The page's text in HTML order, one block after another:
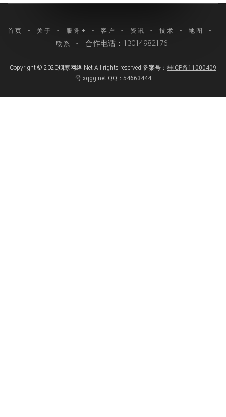
首页 关于 服务+ 客户 资讯 技术
地图
联系
合作电话：13014982176
Copyright © 2020烟寒网络 Net All rights reserved.备案号： 桂ICP备11000409
号 xqgg.net QQ： 54663444